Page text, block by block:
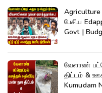
Agriculture
பேசிய
Govt |
வேளாண்
திட்டம் &
Kumudam